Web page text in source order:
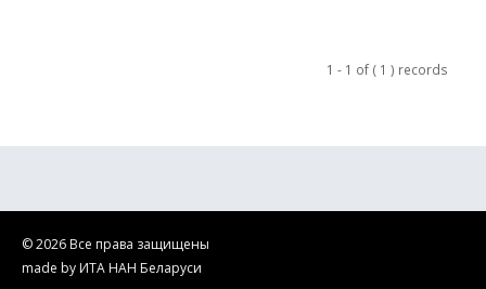
1 - 1 of ( 1 ) records
© 2026 Все права защищены
made by ИТА НАН Беларуси